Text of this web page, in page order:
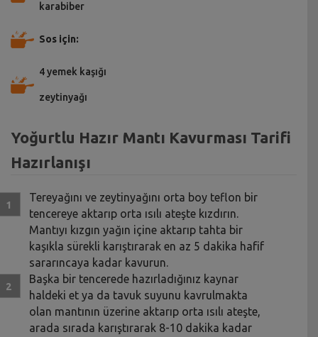
karabiber
Sos için:
4 yemek kaşığı
zeytinyağı
Yoğurtlu Hazır Mantı Kavurması Tarifi
Hazırlanışı
Tereyağını ve zeytinyağını orta boy teflon bir
tencereye aktarıp orta ısılı ateşte kızdırın.
Mantıyı kızgın yağın içine aktarıp tahta bir
kaşıkla sürekli karıştırarak en az 5 dakika hafif
sararıncaya kadar kavurun.
Başka bir tencerede hazırladığınız kaynar
haldeki et ya da tavuk suyunu kavrulmakta
olan mantının üzerine aktarıp orta ısılı ateşte,
arada sırada karıştırarak 8-10 dakika kadar